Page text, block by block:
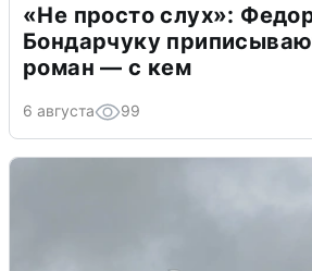
«Не просто слух»:
Бондарчуку
роман — с кем
6 августа 99